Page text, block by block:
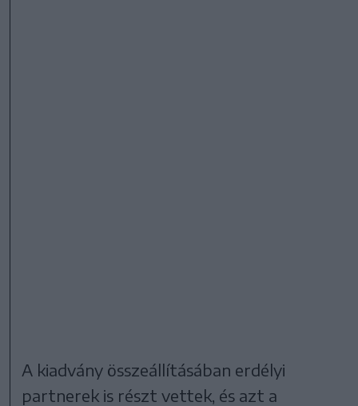
A kiadvány összeállításában erdélyi
partnerek is részt vettek, és azt a